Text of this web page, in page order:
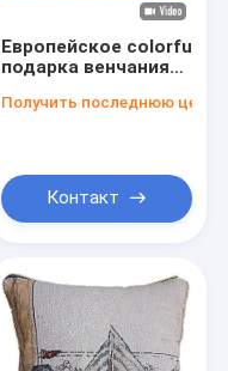
Европейское colorfu
подарка венчания
аргументы за
хлопка
Получить последнюю цену
Контакт